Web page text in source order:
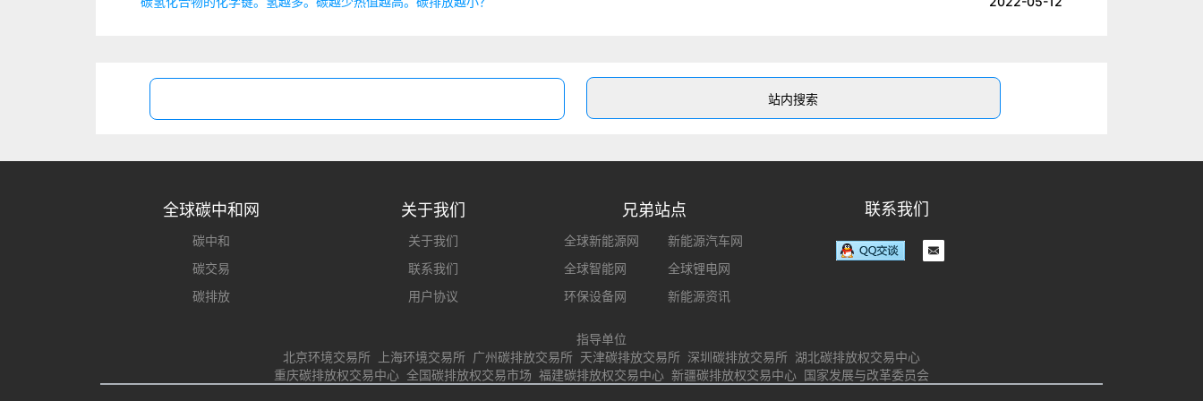
全球碳中和网
碳中和
碳交易
碳排放
关于我们
关于我们
联系我们
用户协议
兄弟站点
全球新能源网
新能源汽车网
全球智能网
全球锂电网
环保设备网
新能源资讯
联系我们
指导单位
北京环境交易所 上海环境交易所 广州碳排放交易所 天津碳排放交易所 深圳碳排放交易所 湖北碳排放权交易中心
重庆碳排放权交易中心 全国碳排放权交易市场 福建碳排放权交易中心 新疆碳排放权交易中心 国家发展与改革委员会